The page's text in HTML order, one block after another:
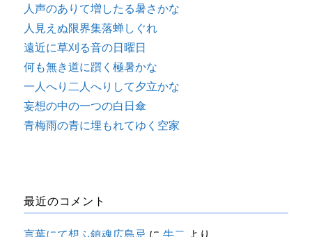
人声のありて増したる暑さかな
人見えぬ限界集落蝉しぐれ
遠近に草刈る音の日曜日
何も無き道に躓く極暑かな
一人へり二人へりして夕立かな
妄想の中の一つの白日傘
青梅雨の青に埋もれてゆく空家
最近のコメント
言葉にて想ふ鎮魂広島忌 に牛二 より